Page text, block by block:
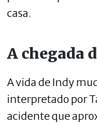
casa.
A chegada
A vida de Indy
interpretado por
acidente que